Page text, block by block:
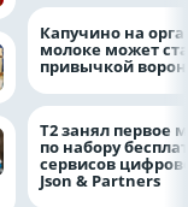
Капучино на
молоке может
привычкой
Т2 занял первое
по набору
сервисов
Json & Partners